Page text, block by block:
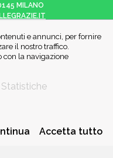
e annunci, per fornire
il nostro traffico.
con la navigazione
Statistiche
Accetta tutto
MILANO
S.R.L.
COOKIE POLICY